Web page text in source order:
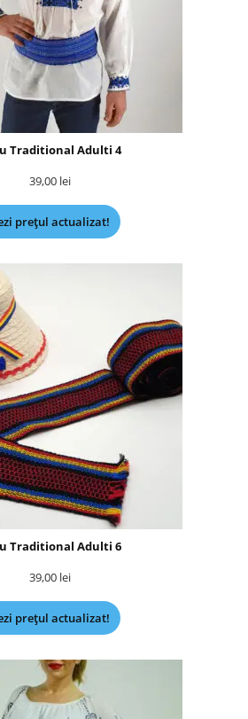
Traditional Adulti 4
39,00 lei
prețul actualizat!
Traditional Adulti 6
39,00 lei
prețul actualizat!